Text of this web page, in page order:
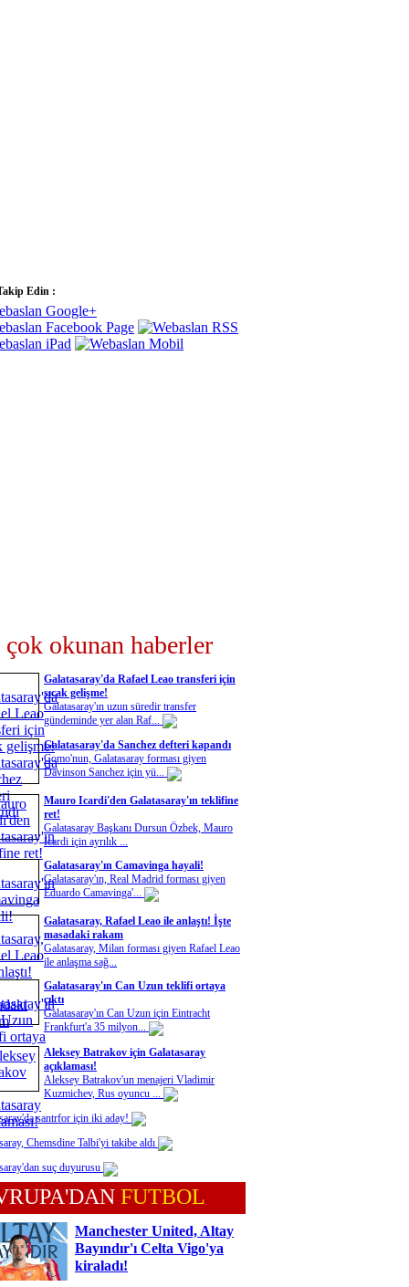
Edin :
çok okunan haberler
Galatasaray'da Rafael Leao transferi için
sıcak gelişme!
Galatasaray'ın uzun süredir transfer
gündeminde yer alan Raf...
Galatasaray'da Sanchez defteri kapandı
Como'nun, Galatasaray forması giyen
Davinson Sanchez için yü...
Mauro Icardi'den Galatasaray'ın teklifine
ret!
Galatasaray Başkanı Dursun Özbek, Mauro
Icardi için ayrılık ...
Galatasaray'ın Camavinga hayali!
Galatasaray'ın, Real Madrid forması giyen
Eduardo Camavinga'...
Galatasaray, Rafael Leao ile anlaştı! İşte
masadaki rakam
Galatasaray, Milan forması giyen Rafael Leao
ile anlaşma sağ...
Galatasaray'ın Can Uzun teklifi ortaya
çıktı
Galatasaray'ın Can Uzun için Eintracht
Frankfurt'a 35 milyon...
Aleksey Batrakov için Galatasaray
açıklaması!
Aleksey Batrakov'un menajeri Vladimir
Kuzmichev, Rus oyuncu ...
santrfor için iki aday!
Chemsdine Talbi'yi takibe aldı
suç duyurusu
FUTBOL
Manchester United, Altay
Bayındır'ı Celta Vigo'ya
kiraladı!